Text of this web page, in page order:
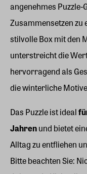
angenehmes
Zusammensetzen zu
stilvolle Box mit den
unterstreicht die
hervorragend als
die winterliche
Das Puzzle ist ideal
Jahrenund bietet
Alltag zu entfliehen
Bitte beachten Sie: